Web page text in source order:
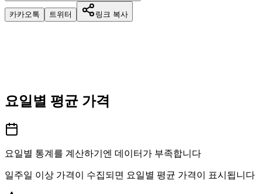
카카오톡 트위터 링크 복사
요일별 평균 가격
요일별 통계를 계산하기엔 데이터가 부족합니다
일주일 이상 가격이 수집되면 요일별 평균 가격이 표시됩니다